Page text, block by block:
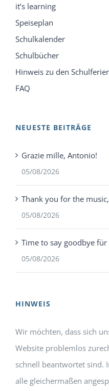
it’s learning
Speiseplan
Schulkalender
Schulbücher
Hinweis zu den
FAQ
NEUESTE BEITRÄGE
Grazie mille, Antonio!
05/08/2026
Thank you for the
05/08/2026
Time to say goodbye
05/08/2026
HINWEIS
Wir möchten, dass sich
Website problemlos
schnell beantwortet sind.
alle gleichermaßen